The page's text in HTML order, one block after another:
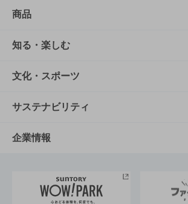
商品
商品TOP
商品一覧
商品発売情報
栄養成分一覧
知る・楽しむ
知る・楽しむTOP
キャンペーン
工場見学
地域情報
文化・スポーツ
文化・スポーツTOP
サントリーホール
サントリーサンバーズ大阪
サステナビリティ
サステナビリティTOP
サントリーが考えるサステナビリテ
企業情報
企業概要